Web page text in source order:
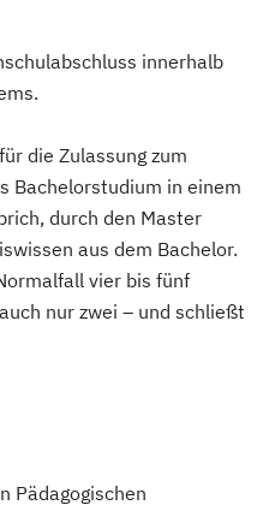
innerhalb
die Zulassung zum
Bachelorstudium in einem
durch den Master
aus dem Bachelor.
vier bis fünf
nur zwei – und schließt
Pädagogischen